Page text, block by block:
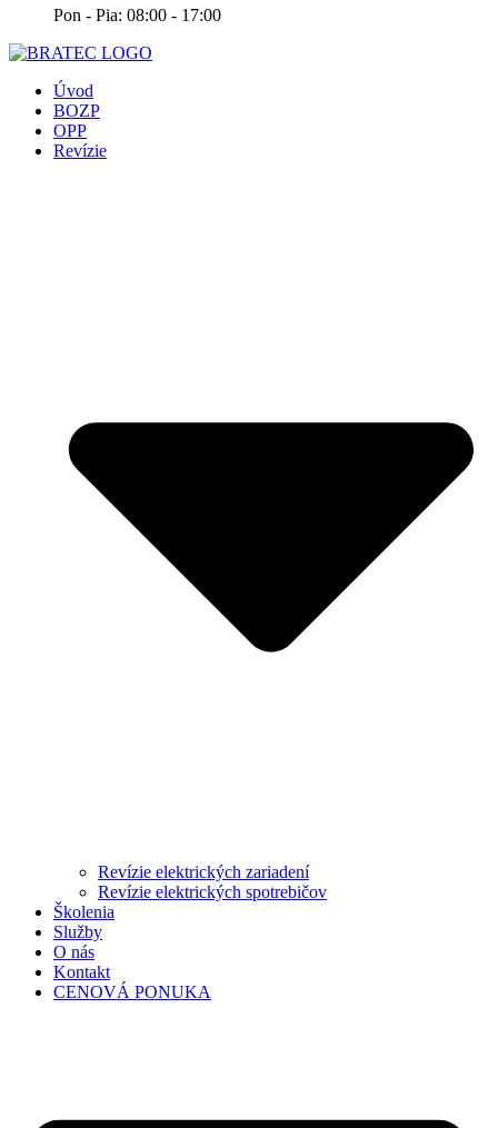
Pon - Pia: 08:00 - 17:00
Úvod
BOZP
OPP
Revízie
Revízie elektrických zariadení
Revízie elektrických spotrebičov
Školenia
Služby
O nás
Kontakt
CENOVÁ PONUKA